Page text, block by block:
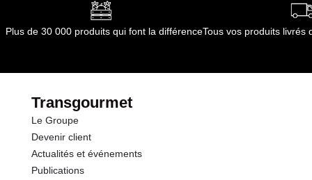
Plus de 30 000 produits qui font la différenceTous vos produits livrés
Transgourmet
Le Groupe
Devenir client
Actualités et événements
Publications